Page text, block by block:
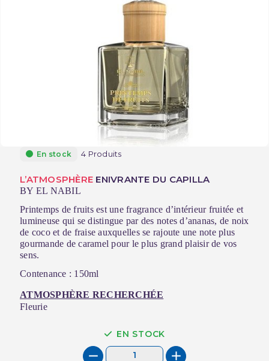
En stock 4 Produits
L’ATMOSPHÈRE ENIVRANTE DU CAPILLA
BY EL NABIL
Printemps de fruits est une fragrance d’intérieur fruitée et
lumineuse qui se distingue par des notes d’ananas, de noix
de coco et de fraise auxquelles se rajoute une note plus
gourmande de caramel pour le plus grand plaisir de vos
sens.
Contenance : 150ml
ATMOSPHÈRE RECHERCHÉE
Fleurie
EN STOCK